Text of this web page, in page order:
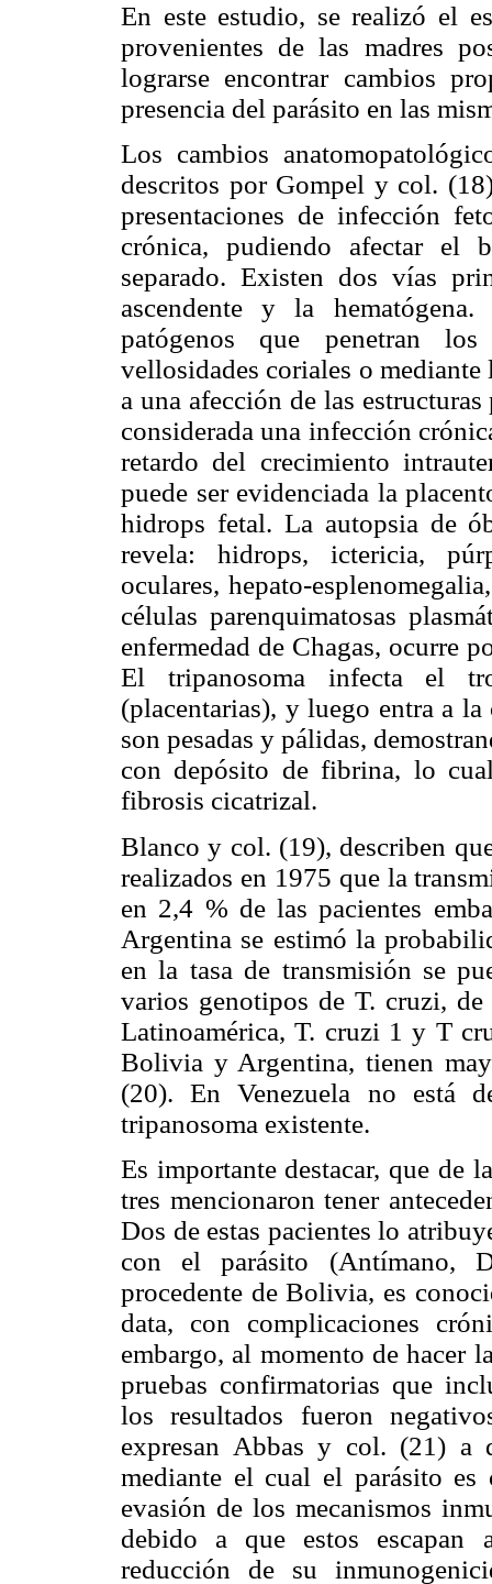
En este estudio, se realizó el
provenientes de las madres
lograrse encontrar cambios
presencia del parásito en las
Los cambios
descritos por Gompel y col.
presentaciones de infección
crónica, pudiendo afectar el
separado. Existen dos vías
ascendente y la
patógenos que penetran
vellosidades coriales o
a una afección de las
considerada una infección
retardo del crecimiento
puede ser evidenciada la
hidrops fetal. La autopsia de
revela: hidrops, ictericia,
oculares, hepato-
células parenquimatosas
enfermedad de Chagas, ocurre
El tripanosoma infecta el
(placentarias), y luego entra a
son pesadas y pálidas,
con depósito de fibrina, lo
fibrosis cicatrizal.
Blanco y col. (19), describen
realizados en 1975 que la
en 2,4 % de las pacientes
Argentina se estimó la
en la tasa de transmisión se
varios genotipos de T. cruzi,
Latinoamérica, T. cruzi 1 y T
Bolivia y Argentina, tienen
(20). En Venezuela no está
tripanosoma existente.
Es importante destacar, que de
tres mencionaron tener
Dos de estas pacientes lo
con el parásito (Antímano,
procedente de Bolivia, es
data, con complicaciones
embargo, al momento de hacer
pruebas confirmatorias que
los resultados fueron
expresan Abbas y col. (21) a
mediante el cual el parásito es
evasión de los mecanismos
debido a que estos escapan
reducción de su